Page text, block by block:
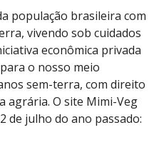
população brasileira com
vivendo sob cuidados
econômica privada
o nosso meio
sem-terra, com direito
agrária. O site Mimi-Veg
de julho do ano passado: